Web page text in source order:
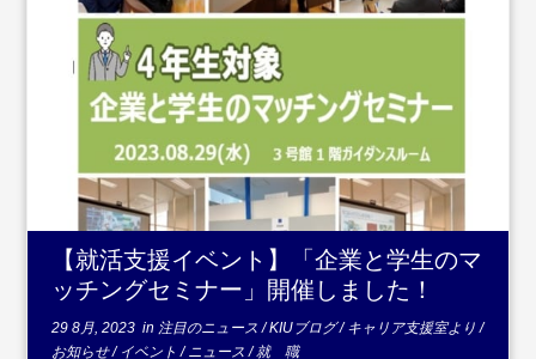
...続きを読む
【就活支援イベント】「企業と学生のマ
ッチングセミナー」開催しました！
29 8月, 2023 in 注目のニュース/KIUブログ/キャリア支援室より/
お知らせ/ イベント/ニュース/就 職